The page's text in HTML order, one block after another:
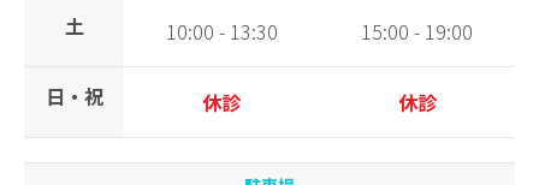
土 10:00 - 13:30 15:00 - 19:00
日・祝 休診 休診